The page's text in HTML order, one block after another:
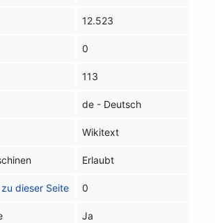
12.523
0
113
de - Deutsch
Wikitext
Erlaubt
dieser Seite 0
Ja